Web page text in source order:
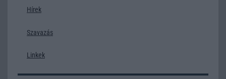
Hírek
Szavazás
Linkek